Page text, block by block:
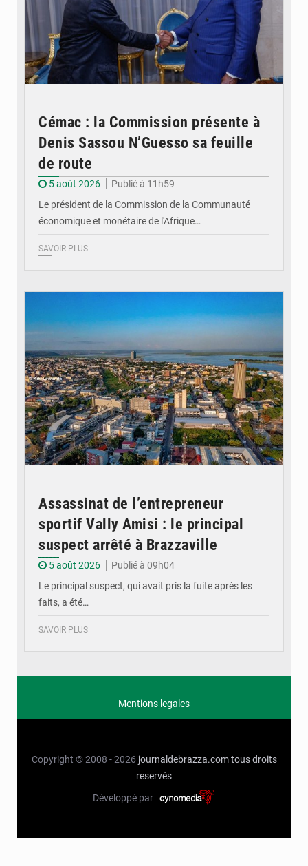
Cémac : la Commission présente à
Denis Sassou N’Guesso sa feuille
de route
5 août 2026
Publié à 11h59
Le président de la Commission de la Communauté
économique et monétaire de l'Afrique…
SAVOIR PLUS
Assassinat de l’entrepreneur
sportif Vally Amisi : le principal
suspect arrêté à Brazzaville
5 août 2026
Publié à 09h04
Le principal suspect, qui avait pris la fuite après les
faits, a été…
SAVOIR PLUS
Mentions legales
Copyright © 2008 - 2026 journaldebrazza.com tous droits
reservés
Développé par